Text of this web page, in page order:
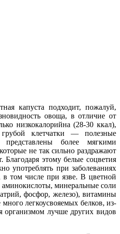
капуста подходит, пожалуй,
овоща, в отличие от
низкокалорийна (28-30 ккал),
клетчатки — полезные
более мягкими
не так сильно раздражают
этому белые соцветия
употреблять при заболеваниях
в том числе при язве. В цветной
аминокислоты, минеральные соли
фосфор, железо), витамины
легкоусвояемых белков, из-
организмом лучше других видов